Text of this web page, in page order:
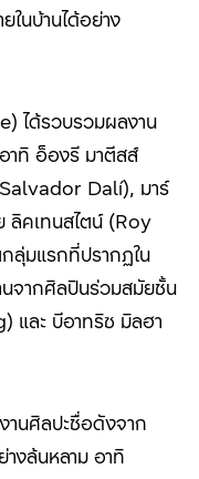
ในบ้านได้อย่าง
ได้รวบรวมผลงาน
าทิ อ็องรี มาตีสส์
Salvador Dalí), มาร์
ลิคเทนสไตน์ (Roy
ลุ่มแรกที่ปรากฏใน
จากศิลปินร่วมสมัยชั้น
และ บีอาทริซ มิลฮา
านศิลปะชื่อดังจาก
งล้นหลาม อาทิ